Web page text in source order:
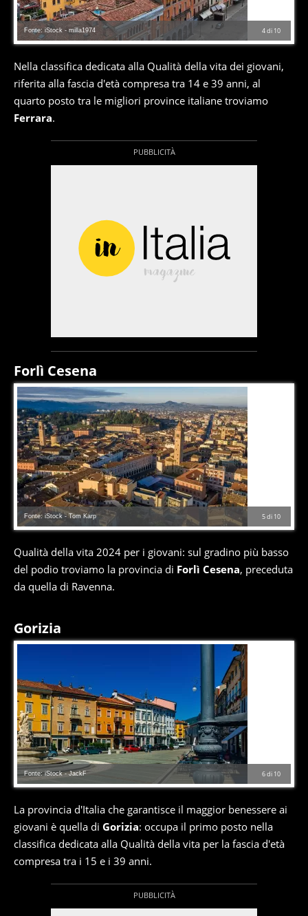
4di 10
Fonte: iStock - milla1974
Nella classifica dedicata alla Qualità della vita dei giovani,
riferita alla fascia d'età compresa tra 14 e 39 anni, al
quarto posto tra le migliori province italiane troviamo
Ferrara.
Forlì Cesena
5di 10
Fonte: iStock - Tom Karp
Qualità della vita 2024 per i giovani: sul gradino più basso
del podio troviamo la provincia di Forlì Cesena, preceduta
da quella di Ravenna.
Gorizia
6di 10
Fonte: iStock - JackF
La provincia d'Italia che garantisce il maggior benessere ai
giovani è quella di Gorizia: occupa il primo posto nella
classifica dedicata alla Qualità della vita per la fascia d'età
compresa tra i 15 e i 39 anni.